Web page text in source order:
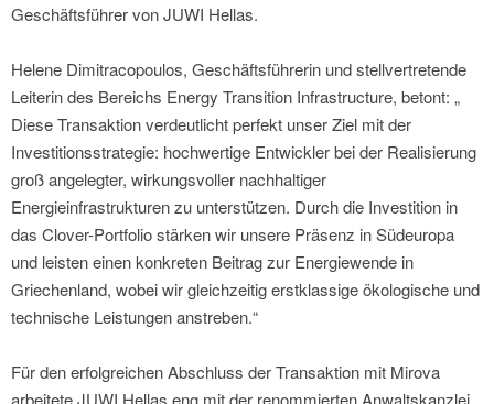
Geschäftsführer von JUWI Hellas.
Helene Dimitracopoulos, Geschäftsführerin und stellvertretende
Leiterin des Bereichs Energy Transition Infrastructure, betont: „
Diese Transaktion verdeutlicht perfekt unser Ziel mit der
Investitionsstrategie: hochwertige Entwickler bei der Realisierung
groß angelegter, wirkungsvoller nachhaltiger
Energieinfrastrukturen zu unterstützen. Durch die Investition in
das Clover-Portfolio stärken wir unsere Präsenz in Südeuropa
und leisten einen konkreten Beitrag zur Energiewende in
Griechenland, wobei wir gleichzeitig erstklassige ökologische und
technische Leistungen anstreben.“
Für den erfolgreichen Abschluss der Transaktion mit Mirova
arbeitete JUWI Hellas eng mit der renommierten Anwaltskanzlei